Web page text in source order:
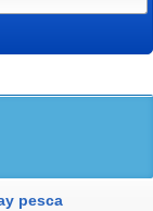
pesca